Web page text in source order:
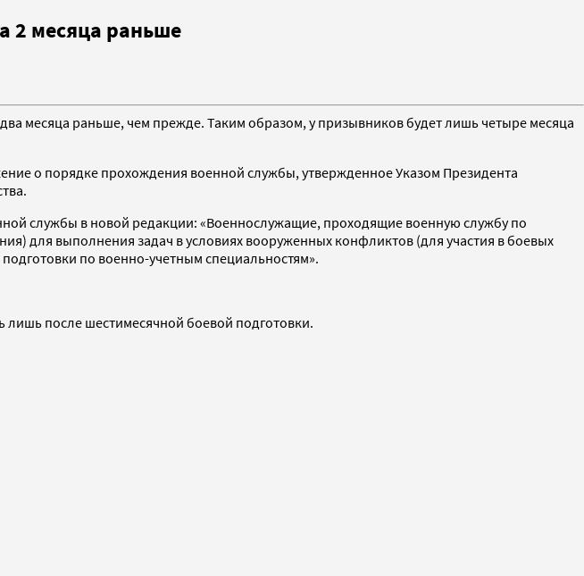
2 месяца раньше
месяца раньше, чем прежде. Таким образом, у призывников будет лишь четыре месяца
о порядке прохождения военной службы, утвержденное Указом Президента
службы в новой редакции: «Военнослужащие, проходящие военную службу по
для выполнения задач в условиях вооруженных конфликтов (для участия в боевых
по военно-учетным специальностям».
после шестимесячной боевой подготовки.